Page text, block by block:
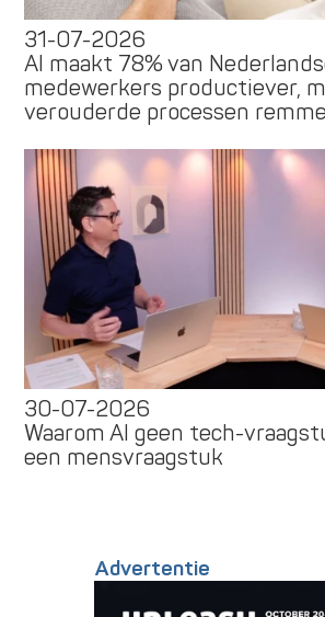
31-07-2026
AI maakt 78% van
medewerkers productiever,
verouderde processen
30-07-2026
Waarom AI geen tech-
een mensvraagstuk
Advertentie